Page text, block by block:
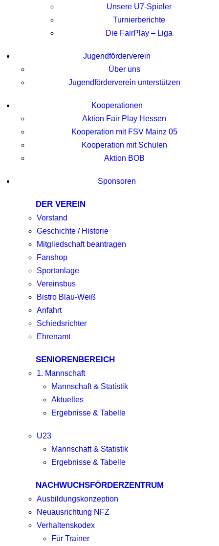
Unsere U7-Spieler
Turnierberichte
Die FairPlay – Liga
Jugendförderverein
Über uns
Jugendförderverein unterstützen
Kooperationen
Aktion Fair Play Hessen
Kooperation mit FSV Mainz 05
Kooperation mit Schulen
Aktion BOB
Sponsoren
DER VEREIN
Vorstand
Geschichte / Historie
Mitgliedschaft beantragen
Fanshop
Sportanlage
Vereinsbus
Bistro Blau-Weiß
Anfahrt
Schiedsrichter
Ehrenamt
SENIORENBEREICH
1. Mannschaft
Mannschaft & Statistik
Aktuelles
Ergebnisse & Tabelle
U23
Mannschaft & Statistik
Ergebnisse & Tabelle
NACHWUCHSFÖRDERZENTRUM
Ausbildungskonzeption
Neuausrichtung NFZ
Verhaltenskodex
Für Trainer